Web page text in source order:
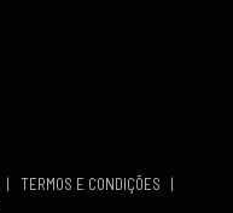
| TERMOS E CONDIÇÕES
|